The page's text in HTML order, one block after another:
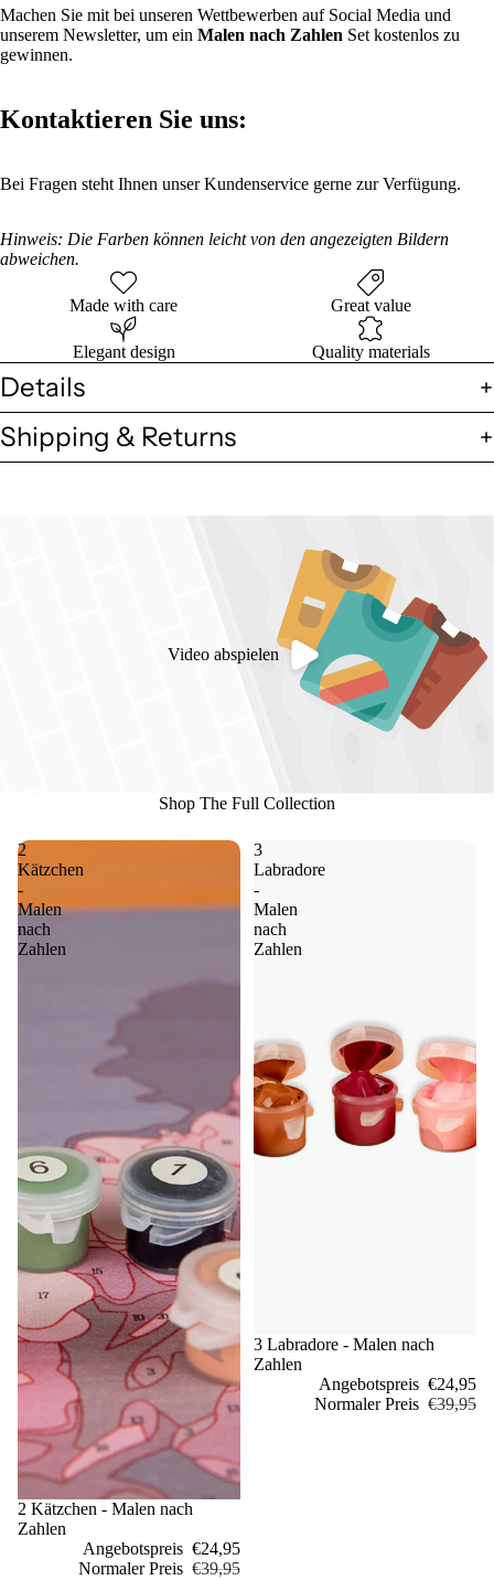
Machen Sie mit bei unseren Wettbewerben auf Social Media und
unserem Newsletter, um ein Malen nach Zahlen Set kostenlos zu
gewinnen.
Kontaktieren Sie uns:
Bei Fragen steht Ihnen unser Kundenservice gerne zur Verfügung.
Hinweis: Die Farben können leicht von den angezeigten Bildern
abweichen.
Made with care Great value
Elegant design Quality materials
Details
Shipping & Returns
Video abspielen
Shop The Full Collection
2
Kätzchen
-
Malen
nach
Zahlen
Sale
2 Kätzchen - Malen nach
Zahlen
Angebotspreis €24,95
Normaler Preis €39,95
3
Labradore
-
Malen
nach
Zahlen
Sale
3 Labradore - Malen nach
Zahlen
Angebotspreis €24,95
Normaler Preis €39,95